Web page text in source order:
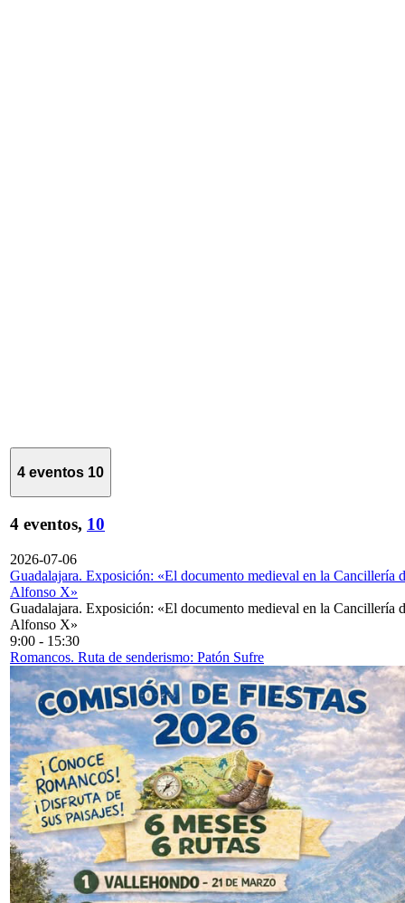
4 eventos 10
4 eventos, 10
2026-07-06
Guadalajara. Exposición: «El documento medieval en la Cancillería
Alfonso X»
Guadalajara. Exposición: «El documento medieval en la Cancillería
Alfonso X»
9:00 - 15:30
Romancos. Ruta de senderismo: Patón Sufre